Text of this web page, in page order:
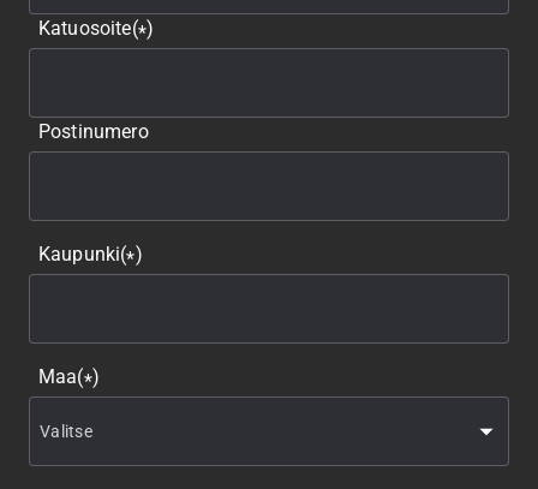
Katuosoite(*)
Postinumero
Kaupunki(*)
Maa(*)